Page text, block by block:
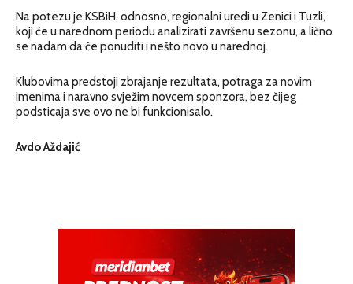
Na potezu je KSBiH, odnosno, regionalni uredi u Zenici i Tuzli,
koji će u narednom periodu analizirati završenu sezonu, a lično
se nadam da će ponuditi i nešto novo u narednoj.
Klubovima predstoji zbrajanje rezultata, potraga za novim
imenima i naravno svježim novcem sponzora, bez čijeg
podsticaja sve ovo ne bi funkcionisalo.
Avdo Aždajić